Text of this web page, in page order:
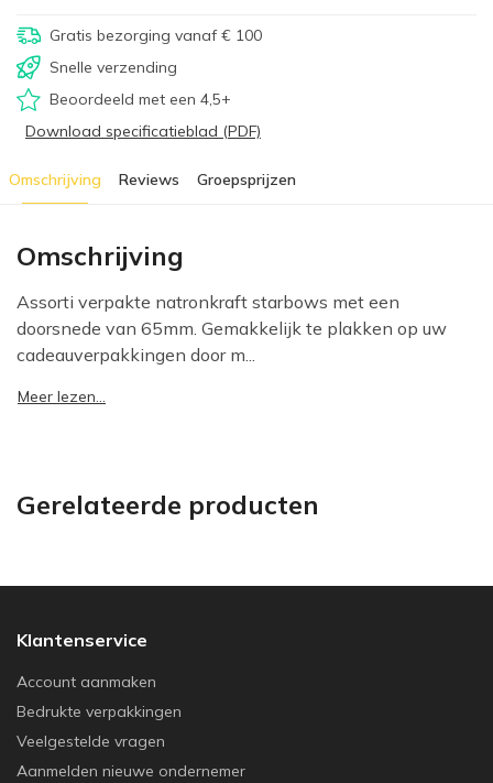
Gratis bezorging vanaf € 100
Snelle verzending
Beoordeeld met een 4,5+
Download specificatieblad (PDF)
Omschrijving Reviews Groepsprijzen
Omschrijving
Assorti verpakte natronkraft starbows met een
doorsnede van 65mm. Gemakkelijk te plakken op uw
cadeauverpakkingen door m...
Meer lezen...
Gerelateerde producten
Klantenservice
Account aanmaken
Bedrukte verpakkingen
Veelgestelde vragen
Aanmelden nieuwe ondernemer